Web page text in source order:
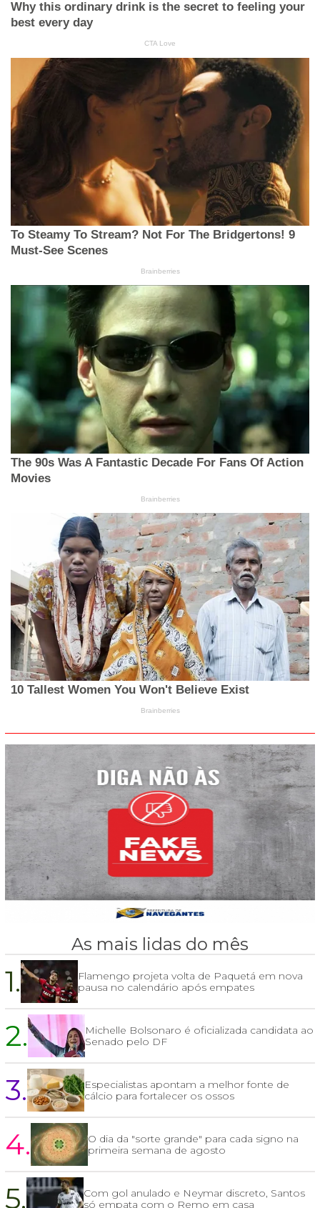
As mais lidas do mês
1.
Flamengo projeta volta de Paquetá em nova
pausa no calendário após empates
2.
Michelle Bolsonaro é oficializada candidata ao
Senado pelo DF
3.
Especialistas apontam a melhor fonte de
cálcio para fortalecer os ossos
4.
O dia da "sorte grande" para cada signo na
primeira semana de agosto
5.
Com gol anulado e Neymar discreto, Santos
só empata com o Remo em casa